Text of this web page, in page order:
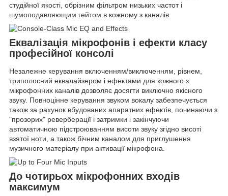
студійної якості, обрізним фільтром низьких частот і
шумоподавляющим гейтом в кожному з каналів.
Еквалізація мікрофонів і ефекти класу
професійної консолі
Незалежне керування включенням/виключенням, рівнем,
триполосний еквалайзером і ефектами для кожного з
мікрофонних каналів дозволяє досягти виключно якісного
звуку. Повноцінне керування звуком вокалу забезпечується
також за рахунок вбудованих апаратних ефектів, починаючи з
"прозорих" реверберації і затримки і закінчуючи
автоматичною підстроюванням висоти звуку згідно висоті
взятої ноти, а також бічним каналом для приглушення
музичного матеріалу при активації мікрофона.
До чотирьох мікрофонних входів
максимум